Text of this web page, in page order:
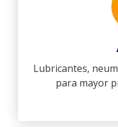
Lubricantes,
para mayor